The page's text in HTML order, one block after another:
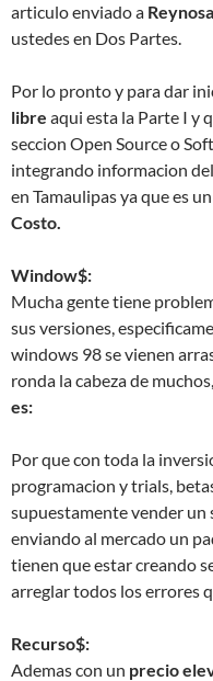
articulo enviado a
ustedes en Dos Partes.
Por lo pronto y para dar
libre aqui esta la Parte I y
seccion Open Source o
integrando informacion
en Tamaulipas ya que es
Costo.
Window$:
Mucha gente tiene
sus versiones,
windows 98 se vienen
ronda la cabeza de
es:
Por que con toda la
programacion y trials,
supuestamente vender un
enviando al mercado un
tienen que estar creando
arreglar todos los errores
Recurso$:
Ademas con un precio